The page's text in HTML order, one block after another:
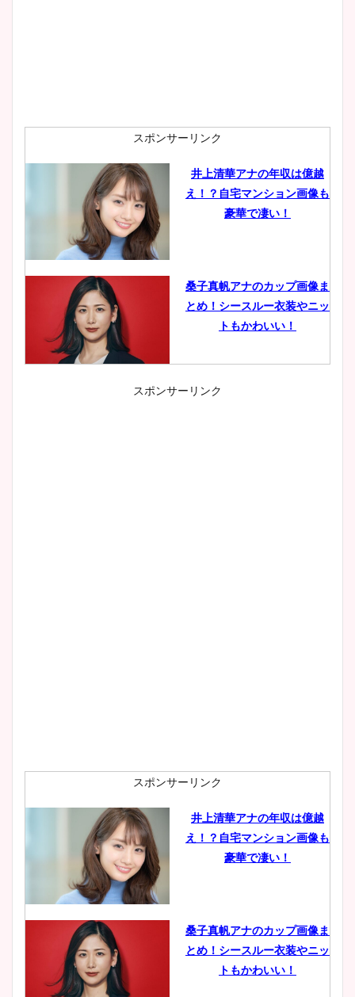
スポンサーリンク
井上清華アナの年収は億越
え！？自宅マンション画像も
豪華で凄い！
桑子真帆アナのカップ画像ま
とめ！シースルー衣装やニッ
トもかわいい！
小室瑛莉子のカップ画像まと
肉も凄い！
鈴木唯の太ってた時の体重が
ヤバすぎww原因や痩せたダ
豊島実季アナのカップ画像ま
とめ！美脚や水着姿に年齢も
スポンサーリンク
スポンサーリンク
井上清華アナの年収は億越
え！？自宅マンション画像も
豪華で凄い！
桑子真帆アナのカップ画像ま
とめ！シースルー衣装やニッ
トもかわいい！